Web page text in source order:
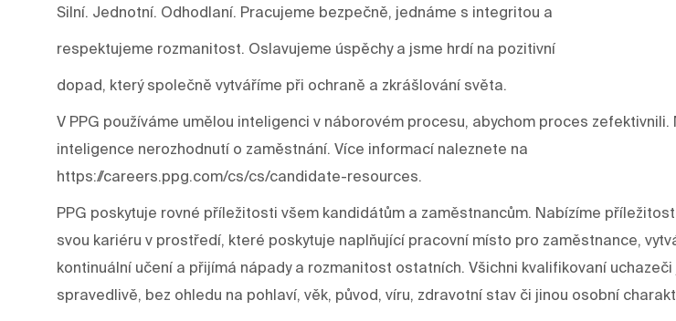
Silní. Jednotní. Odhodlaní. Pracujeme bezpečně, jednáme s integritou a
respektujeme rozmanitost. Oslavujeme úspěchy a jsme hrdí na pozitivní
dopad, který společně vytváříme při ochraně a zkrášlování světa.
V PPG používáme umělou inteligenci v náborovém procesu, abychom proces
inteligence nerozhodnutí o zaměstnání. Více informací naleznete na
https://careers.ppg.com/cs/cs/candidate-resources.
PPG poskytuje rovné příležitosti všem kandidátům a zaměstnancům. Nabízíme
svou kariéru v prostředí, které poskytuje naplňující pracovní místo pro zaměstnance,
kontinuální učení a přijímá nápady a rozmanitost ostatních. Všichni kvalifikovaní
spravedlivě, bez ohledu na pohlaví, věk, původ, víru, zdravotní stav či jinou osobní